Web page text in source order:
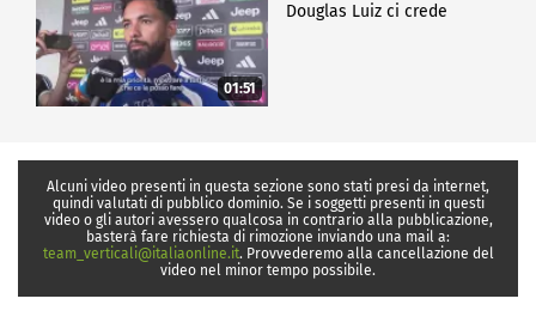
01:51
Douglas Luiz ci crede
Alcuni video presenti in questa sezione sono stati presi da internet,
quindi valutati di pubblico dominio. Se i soggetti presenti in questi
video o gli autori avessero qualcosa in contrario alla pubblicazione,
basterà fare richiesta di rimozione inviando una mail a:
team_verticali@italiaonline.it. Provvederemo alla cancellazione del
video nel minor tempo possibile.